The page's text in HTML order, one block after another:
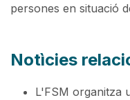
persones en situació
Notìcies
L'FSM organitza